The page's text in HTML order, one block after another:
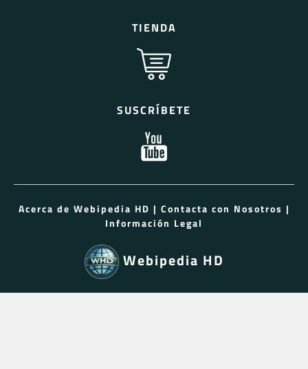
TIENDA
SUSCRÍBETE
Acerca de Webipedia HD | Contacta con Nosotros |
Información Legal
Webipedia HD